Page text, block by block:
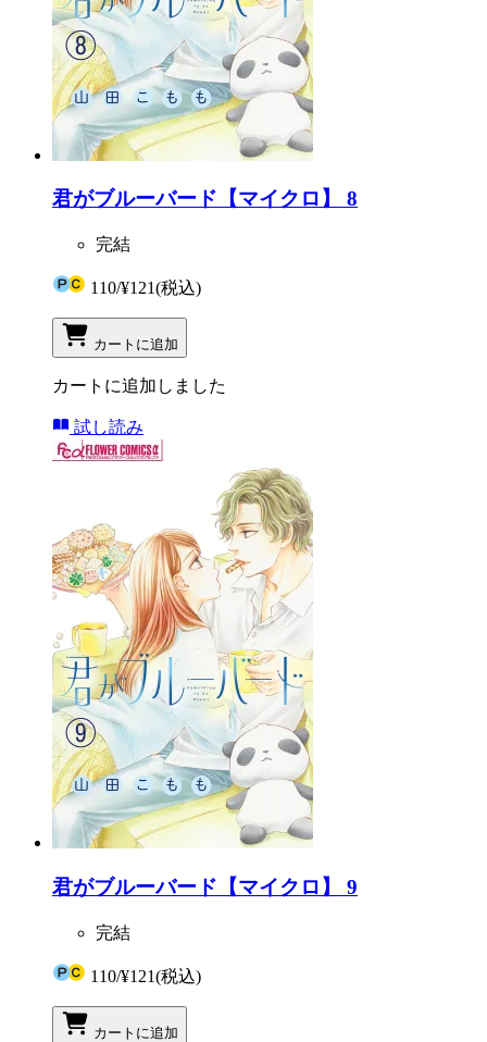
君がブルーバード【マイクロ】 8
完結
110/¥121(税込)
カートに追加
カートに追加しました
試し読み
君がブルーバード【マイクロ】 9
完結
110/¥121(税込)
カートに追加